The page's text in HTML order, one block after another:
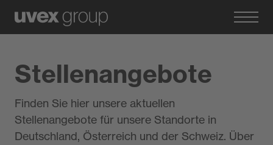
Stellenangebote
Finden Sie hier unsere aktuellen
Stellenangebote für unsere Standorte in
Deutschland, Österreich und der Schweiz. Über